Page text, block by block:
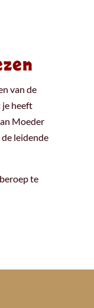
van de
je heeft
Moeder
leidende
te